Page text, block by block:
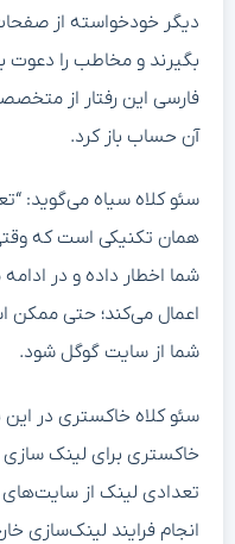
دیگر خودخواسته از
بگیرند و مخاطب را دعوت
فارسی این رفتار از
آن حساب باز کرد.
سئو کلاه سیاه می‌گوید:
همان تکنیکی است که
شما اخطار داده و در
اعمال می‌کند؛ حتی
شما از سایت گوگل شود.
سئو کلاه خاکستری در
خاکستری برای لینک
تعدادی لینک از سایت‌های
انجام فرایند لینک‌سازی